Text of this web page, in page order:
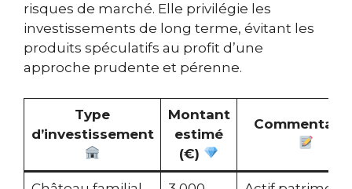
risques de marché. Elle privilégie les
investissements de long terme, évitant les
produits spéculatifs au profit d’une
approche prudente et pérenne.
Type
d’investissement
Montant
estimé
(€)